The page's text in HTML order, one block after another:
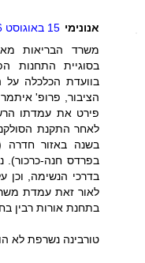
אנונימי 15 באוגוסט 2016 בשעה 7:33
משרד הבריאות
בסוגיית התחנות
בוועדת הכלכלה
הציבור, פרופ' איתמר
פירט את עמדתו
בפרדס חנה-כרכור).
בדרכי הנשימה, וכן
בתחנת אורות רבין
טורבינה נשרפת לא